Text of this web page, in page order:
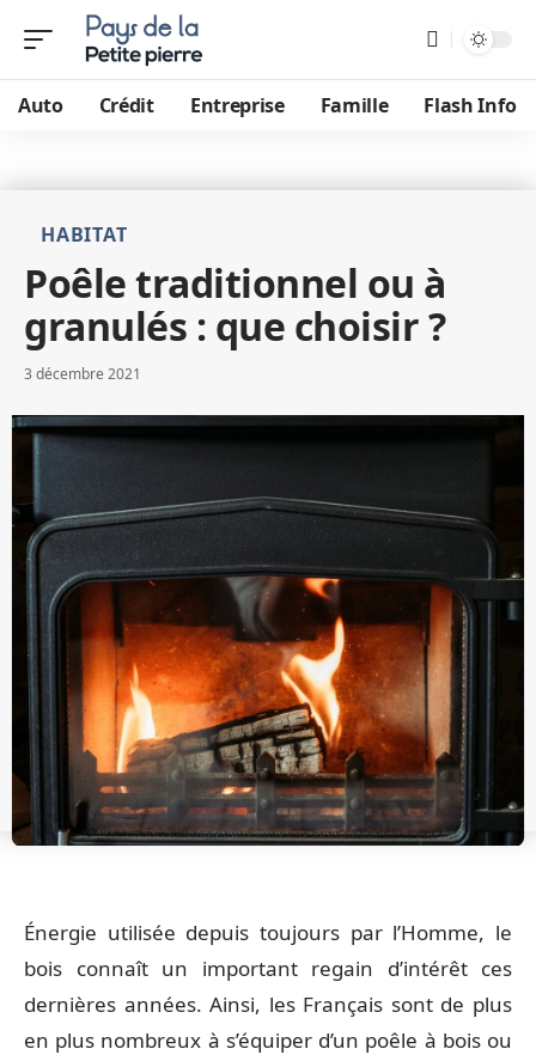
Auto Crédit Entreprise Famille Flash Info
HABITAT
Poêle traditionnel ou à
granulés : que choisir ?
3 décembre 2021
Énergie utilisée depuis toujours par l’Homme, le
bois connaît un important regain d’intérêt ces
dernières années. Ainsi, les Français sont de plus
en plus nombreux à s’équiper d’un poêle à bois ou